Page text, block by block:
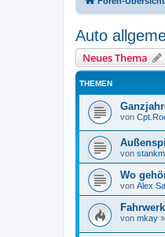
Auto
Neues Thema
THEMEN
von
von stankm
Wo
von Alex
von mkay »